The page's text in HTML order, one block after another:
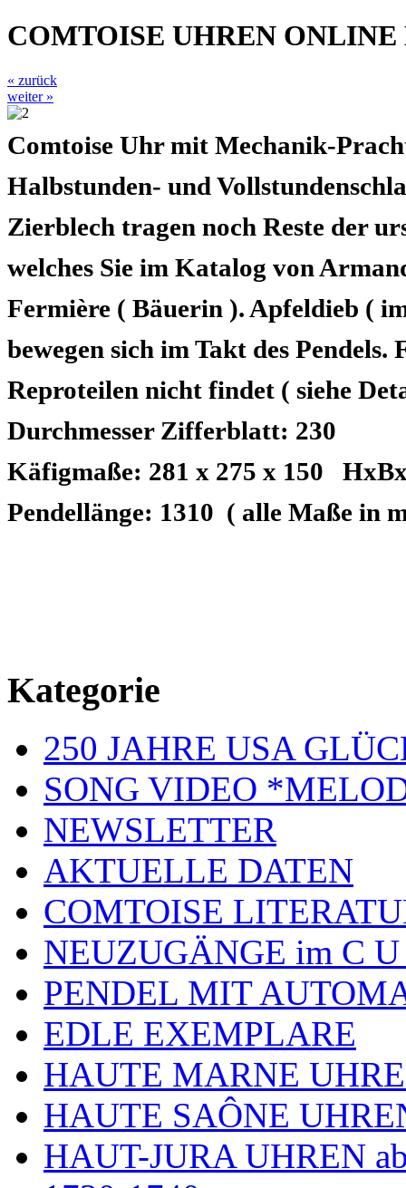
COMTOISE UHREN ONLINE
« zurück
weiter »
Comtoise Uhr mit Mechanik-
Halbstunden- und
Zierblech tragen noch Reste der
welches Sie im Katalog von
Fermière ( Bäuerin ). Apfeldieb (
bewegen sich im Takt des
Reproteilen nicht findet ( siehe
Durchmesser Zifferblatt: 230
Käfigmaße: 281 x 275 x 150
Pendellänge: 1310 ( alle Maße in
Kategorie
250 JAHRE USA
SONG VIDEO
NEWSLETTER
AKTUELLE DATEN
COMTOISE
NEUZUGÄNGE im C
PENDEL MIT
EDLE EXEMPLARE
HAUTE MARNE
HAUTE SAÔNE
HAUT-JURA UHREN